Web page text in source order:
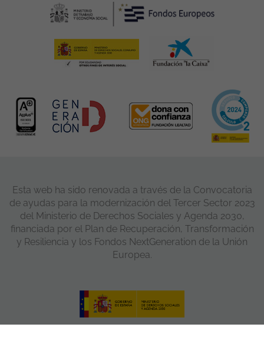
Esta web ha sido renovada a través de la Convocatoria
de ayudas para la modernización del Tercer Sector 2023
del Ministerio de Derechos Sociales y Agenda 2030,
financiada por el Plan de Recuperación, Transformación
y Resiliencia y los Fondos NextGeneration de la Unión
Europea.